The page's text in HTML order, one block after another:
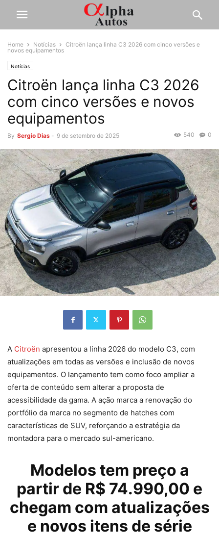
Home Notícias
Citroën lança linha C3 2026 com cinco versões e
novos equipamentos
Notícias
Citroën lança linha C3 2026
com cinco versões e novos
equipamentos
By Sergio Dias - 9 de setembro de 2025 0
540
A Citroën apresentou a linha 2026 do modelo C3, com
atualizações em todas as versões e inclusão de novos
equipamentos. O lançamento tem como foco ampliar a
oferta de conteúdo sem alterar a proposta de
acessibilidade da gama. A ação marca a renovação do
portfólio da marca no segmento de hatches com
características de SUV, reforçando a estratégia da
montadora para o mercado sul-americano.
Modelos tem preço a
partir de R$ 74.990,00 e
chegam com atualizações
e novos itens de série